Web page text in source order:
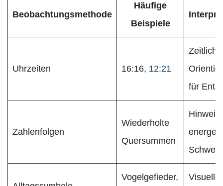
Beobachtungsmethode
Häufige
Beispiele
Uhrzeiten 16:16, 12:21
Zeitliche
für
Zahlenfolgen
Wiederholte
Quersummen
Vogelgefieder,
Visuelle